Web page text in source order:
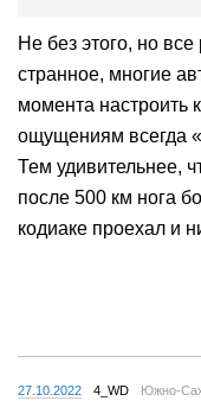
Не без этого, но
странное, многие
момента настроить
ощущениям всегда
Тем удивительнее,
после 500 км нога
кодиаке проехал и
27.10.2022 4_WD Южно-